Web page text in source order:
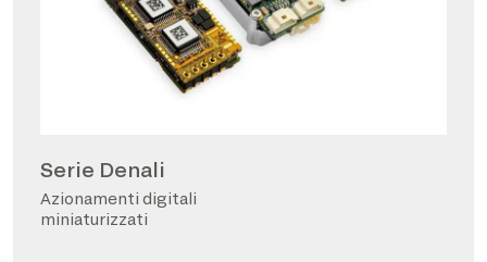
Serie Denali
Azionamenti digitali
miniaturizzati